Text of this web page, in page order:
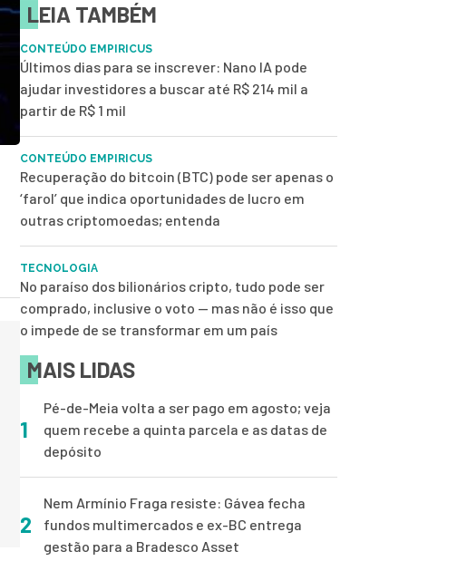
LEIA TAMBÉM
CONTEÚDO EMPIRICUS
Últimos dias para se inscrever: Nano IA pode
ajudar investidores a buscar até R$ 214 mil a
partir de R$ 1 mil
CONTEÚDO EMPIRICUS
Recuperação do bitcoin (BTC) pode ser apenas o
‘farol’ que indica oportunidades de lucro em
outras criptomoedas; entenda
TECNOLOGIA
No paraíso dos bilionários cripto, tudo pode ser
comprado, inclusive o voto — mas não é isso que
o impede de se transformar em um país
MAIS LIDAS
1
Pé-de-Meia volta a ser pago em agosto; veja
quem recebe a quinta parcela e as datas de
depósito
2
Nem Armínio Fraga resiste: Gávea fecha
fundos multimercados e ex-BC entrega
gestão para a Bradesco Asset